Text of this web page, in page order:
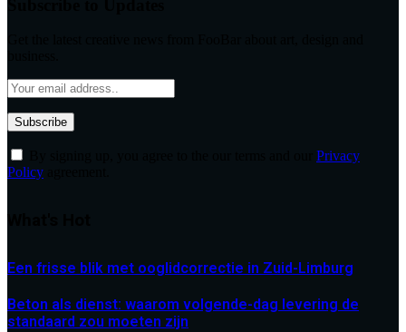
Privacy
Policy
Een frisse blik met ooglidcorrectie in Zuid-Limburg
Beton als dienst: waarom volgende-dag levering de
standaard zou moeten zijn